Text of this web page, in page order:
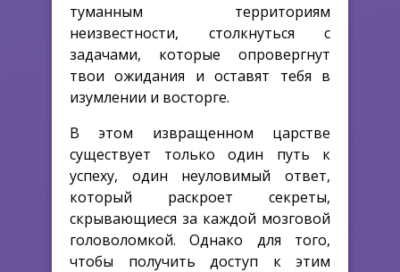
туманным территориям
неизвестности, столкнуться с
задачами, которые опровергнут
твои ожидания и оставят тебя в
изумлении и восторге.
В этом извращенном царстве
существует только один путь к
успеху, один неуловимый ответ,
который раскроет секреты,
скрывающиеся за каждой мозговой
головоломкой. Однако для того,
чтобы получить доступ к этим